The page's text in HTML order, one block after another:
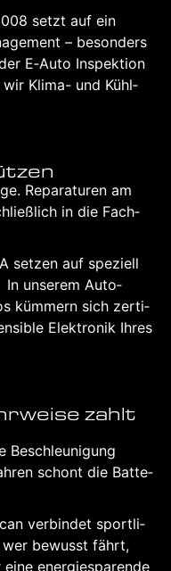
setzt auf ein
– beson­ders
E‑Auto Inspek­ti­on
wir Kli­ma- und Kühl­
Repa­ra­tu­ren am
in die Fach­
set­zen auf spe­zi­ell
In unse­rem Auto­
küm­mern sich zer­ti­
Elek­tro­nik Ihres
zahlt
Beschleu­ni­gung
schont die Bat­te­
ver­bin­det sport­li­
bewusst fährt,
ener­gie­spa­ren­de